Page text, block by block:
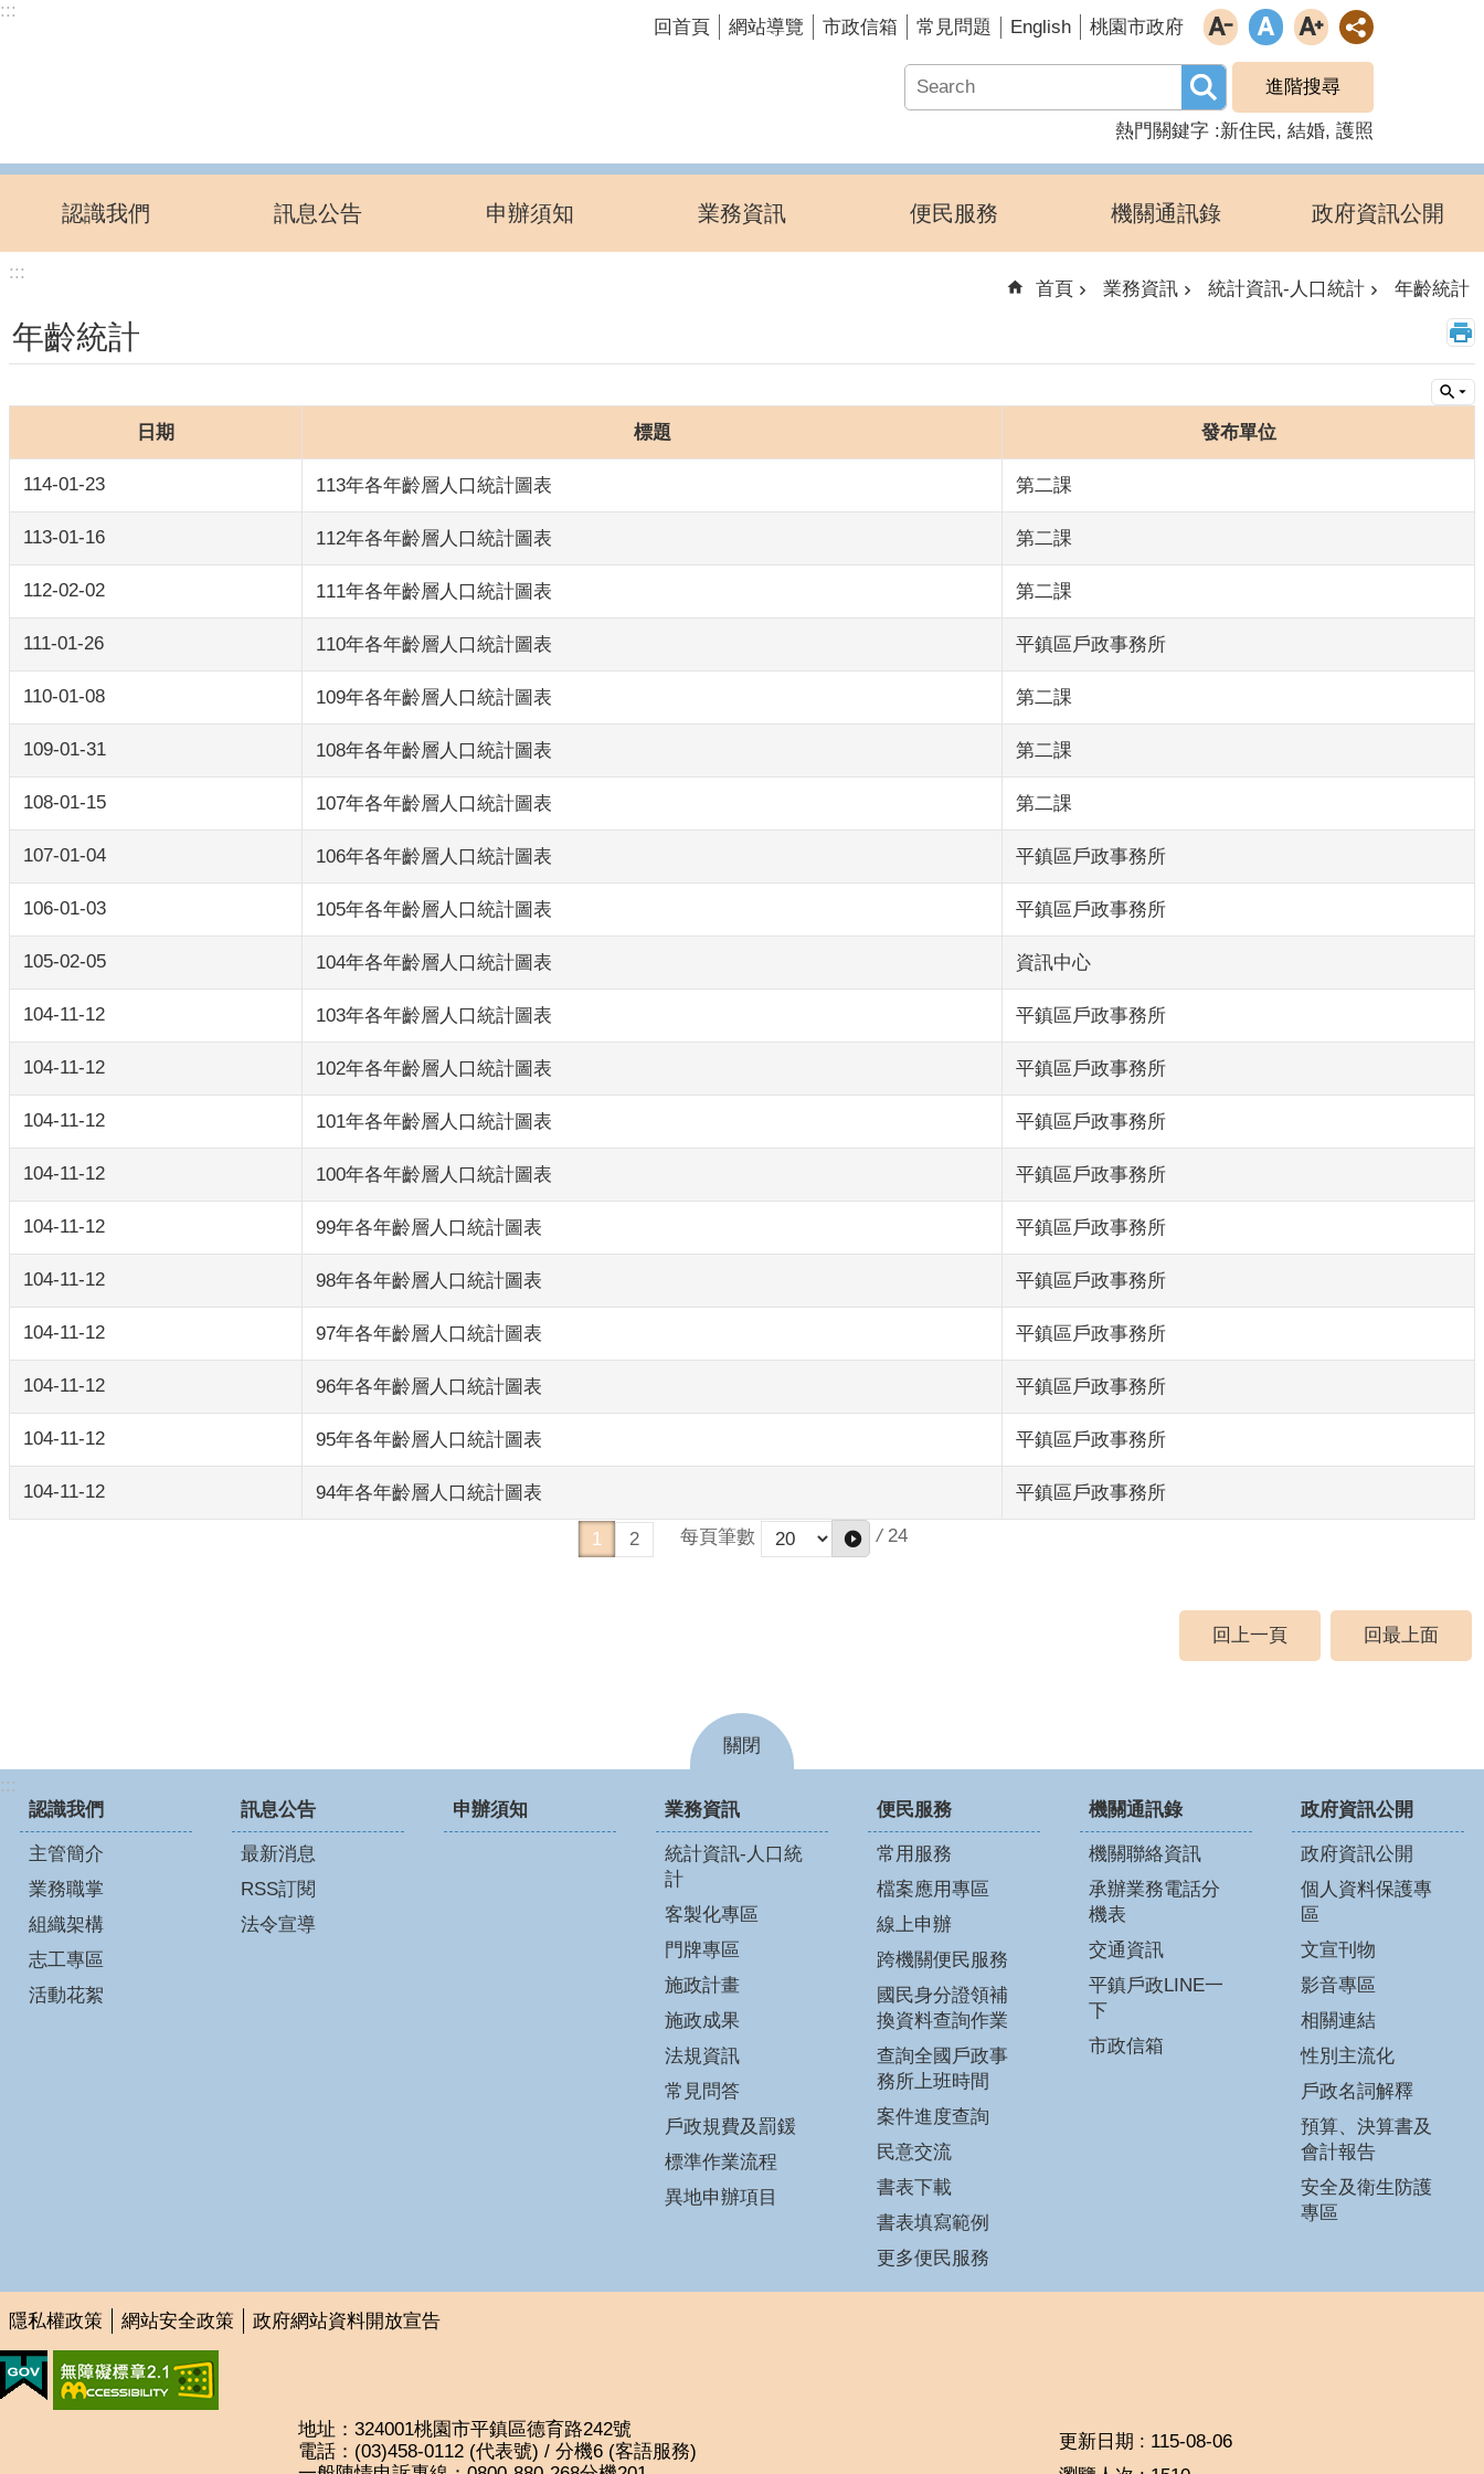
跳到主要內容區塊
:::
回首頁 網站導覽 市政信箱 常見問題 English 桃園市政府
進階搜尋
熱門關鍵字 新住民 結婚 護照
認識我們 訊息公告 申辦須知 業務資訊 便民服務 機關通訊錄 政府資訊公開
:::
首頁 業務資訊 統計資訊-人口統計 年齡統計
年齡統計
日期 標題 發布單位
114-01-23 113年各年齡層人口統計圖表 第二課
113-01-16 112年各年齡層人口統計圖表 第二課
112-02-02 111年各年齡層人口統計圖表 第二課
111-01-26 110年各年齡層人口統計圖表 平鎮區戶政事務所
110-01-08 109年各年齡層人口統計圖表 第二課
109-01-31 108年各年齡層人口統計圖表 第二課
108-01-15 107年各年齡層人口統計圖表 第二課
107-01-04 106年各年齡層人口統計圖表 平鎮區戶政事務所
106-01-03 105年各年齡層人口統計圖表 平鎮區戶政事務所
105-02-05 104年各年齡層人口統計圖表 資訊中心
104-11-12 103年各年齡層人口統計圖表 平鎮區戶政事務所
104-11-12 102年各年齡層人口統計圖表 平鎮區戶政事務所
104-11-12 101年各年齡層人口統計圖表 平鎮區戶政事務所
104-11-12 100年各年齡層人口統計圖表 平鎮區戶政事務所
104-11-12 99年各年齡層人口統計圖表 平鎮區戶政事務所
104-11-12 98年各年齡層人口統計圖表 平鎮區戶政事務所
104-11-12 97年各年齡層人口統計圖表 平鎮區戶政事務所
104-11-12 96年各年齡層人口統計圖表 平鎮區戶政事務所
104-11-12 95年各年齡層人口統計圖表 平鎮區戶政事務所
104-11-12 94年各年齡層人口統計圖表 平鎮區戶政事務所
1 2 每頁筆數 / 24
回上一頁 回最上面
關閉
:::
認識我們
主管簡介
業務職掌
組織架構
志工專區
活動花絮
訊息公告
最新消息
RSS訂閱
法令宣導
申辦須知 業務資訊
統計資訊-人口統
計
客製化專區
門牌專區
施政計畫
施政成果
法規資訊
常見問答
戶政規費及罰鍰
標準作業流程
異地申辦項目
便民服務
常用服務
檔案應用專區
線上申辦
跨機關便民服務
國民身分證領補
換資料查詢作業
查詢全國戶政事
務所上班時間
案件進度查詢
民意交流
書表下載
書表填寫範例
更多便民服務
機關通訊錄
機關聯絡資訊
承辦業務電話分
機表
交通資訊
平鎮戶政LINE一
下
市政信箱
政府資訊公開
政府資訊公開
個人資料保護專
區
文宣刊物
影音專區
相關連結
性別主流化
戶政名詞解釋
預算、決算書及
會計報告
安全及衛生防護
專區
隱私權政策 網站安全政策 政府網站資料開放宣告
地址：324001桃園市平鎮區德育路242號
電話：(03)458-0112 (代表號) / 分機6 (客語服務)
更新日期
115-08-06